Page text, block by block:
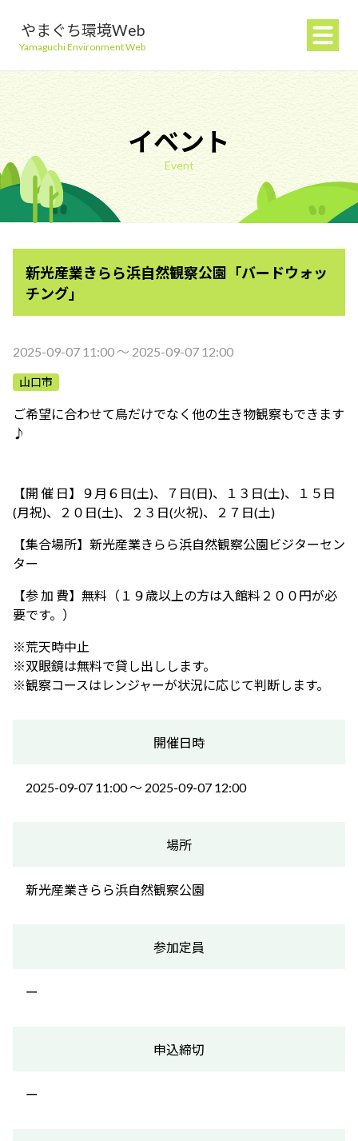
やまぐち環境Web
Yamaguchi Environment Web
地球温暖化を防ぐ
ごみを減らす
自然環境を守る
生活環境を守る（大気・水）
イベント
Event
新光産業きらら浜自然観察公園「バードウォッ
チング」
2025-09-07 11:00 〜 2025-09-07 12:00
山口市
ご希望に合わせて鳥だけでなく他の生き物観察もできます
♪
【開 催 日】９月６日(土)、７日(日)、１３日(土)、１５日
(月祝)、２０日(土)、２３日(火祝)、２７日(土)
【集合場所】新光産業きらら浜自然観察公園ビジターセン
ター
【参 加 費】無料（１９歳以上の方は入館料２００円が必
要です。）
※荒天時中止
※双眼鏡は無料で貸し出しします。
※観察コースはレンジャーが状況に応じて判断します。
開催日時
2025-09-07 11:00 〜 2025-09-07 12:00
場所
新光産業きらら浜自然観察公園
参加定員
ー
申込締切
ー